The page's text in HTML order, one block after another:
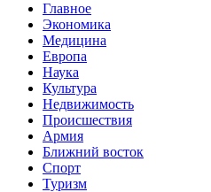
Главное
Экономика
Медицина
Европа
Наука
Культура
Недвижимость
Происшествия
Армия
Ближний восток
Спорт
Туризм